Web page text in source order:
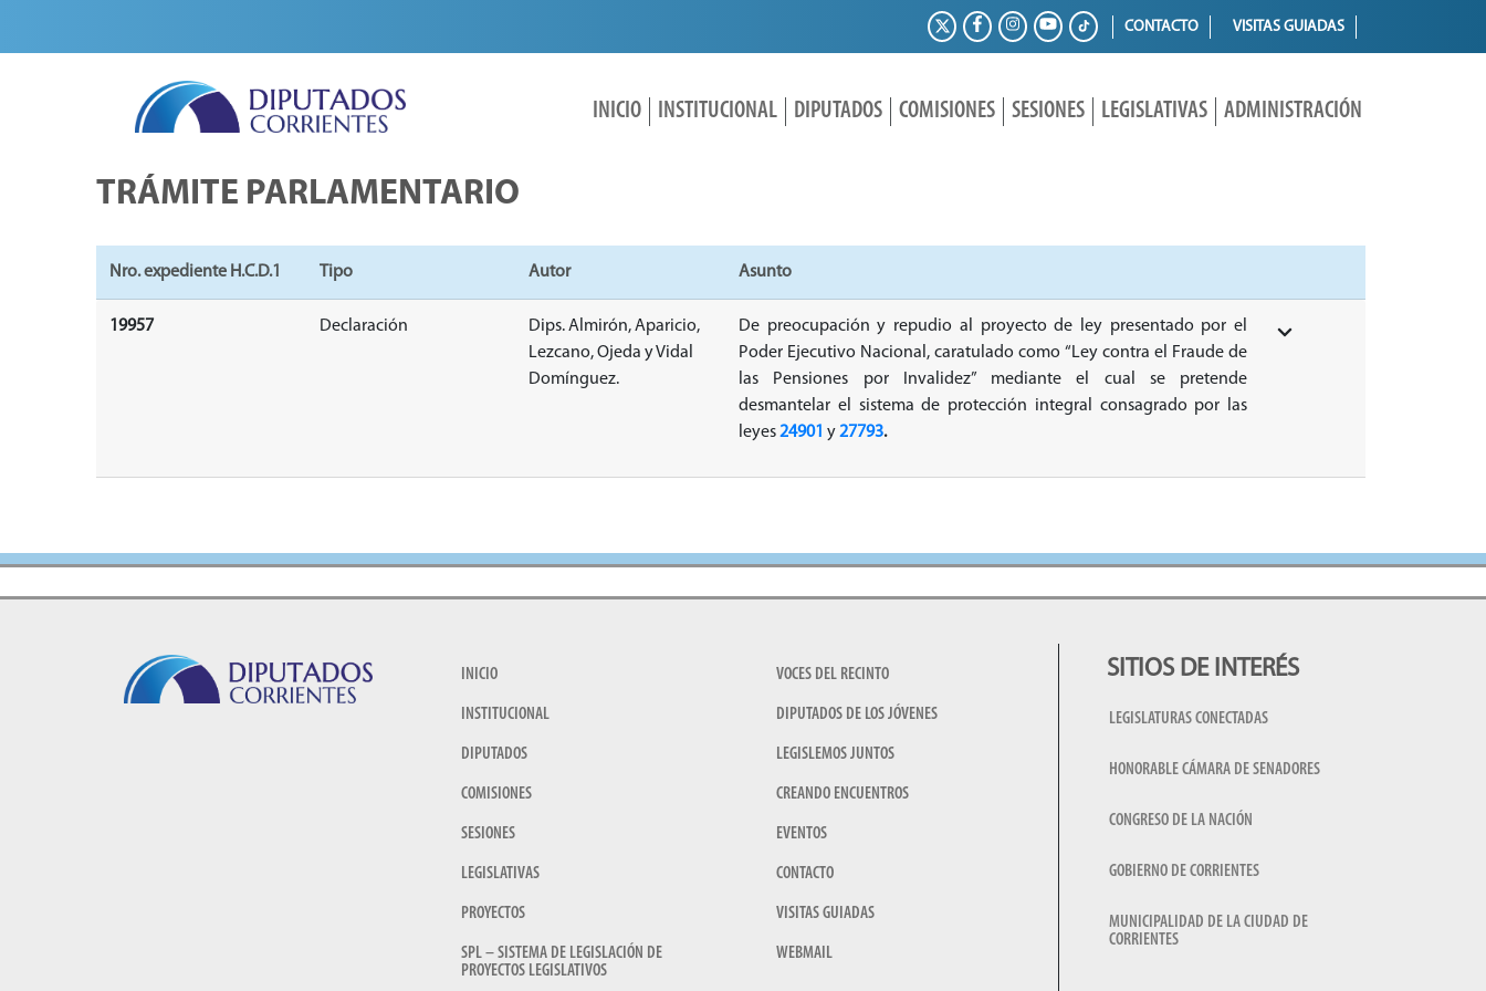
CONTACTO VISITAS GUIADAS
INICIO INSTITUCIONAL DIPUTADOS COMISIONES SESIONES LEGISLATIVAS ADMINISTRACIÓN
TRÁMITE PARLAMENTARIO
Nro. expediente H.C.D.1 Tipo Autor Asunto
19957 Declaración
Dips. Almirón, Aparicio,
Lezcano, Ojeda y Vidal
Domínguez.
De preocupación y repudio al proyecto de ley presentado por el
Poder Ejecutivo Nacional, caratulado como “Ley contra el Fraude de
las Pensiones por Invalidez” mediante el cual se pretende
desmantelar el sistema de protección integral consagrado por las
leyes24901 y27793.
INICIO
INSTITUCIONAL
DIPUTADOS
COMISIONES
SESIONES
LEGISLATIVAS
PROYECTOS
SPL – SISTEMA DE LEGISLACIÓN DE
PROYECTOS LEGISLATIVOS
VOCES DEL RECINTO
DIPUTADOS DE LOS JÓVENES
LEGISLEMOS JUNTOS
CREANDO ENCUENTROS
EVENTOS
CONTACTO
VISITAS GUIADAS
WEBMAIL
SITIOS DE INTERÉS
LEGISLATURAS CONECTADAS
HONORABLE CÁMARA DE SENADORES
CONGRESO DE LA NACIÓN
GOBIERNO DE CORRIENTES
MUNICIPALIDAD DE LA CIUDAD DE
CORRIENTES